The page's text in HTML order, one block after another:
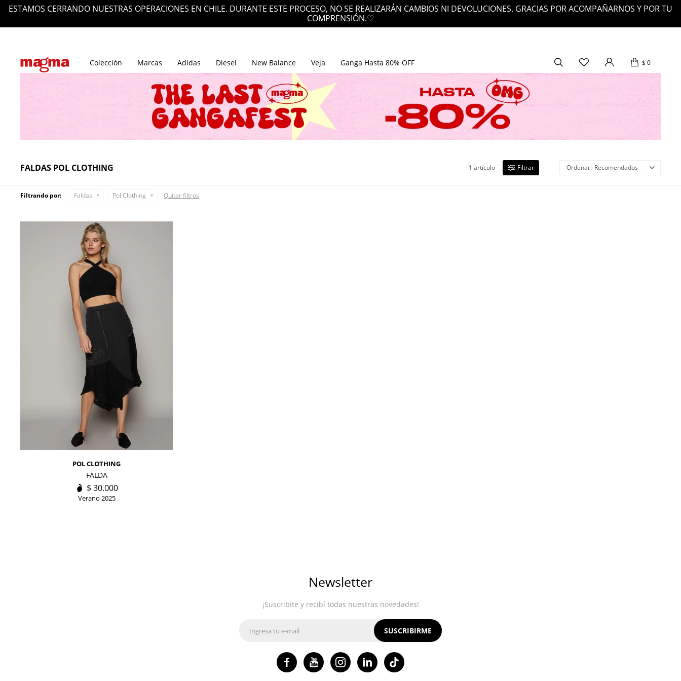
ESTAMOS CERRANDO NUESTRAS OPERACIONES EN CHILE. DURANTE ESTE PROCESO, NO SE REALIZARÁN CAMBIOS NI DEVOLUCIONES. GRACIAS POR ACOMPAÑARNOS Y POR TU
COMPRENSIÓN.♡
Colección Marcas Adidas Diesel New Balance Veja Ganga Hasta 80% OFF $ 0
FALDAS POL CLOTHING 1 artículo Recomendados
Filtrando por: Faldas Pol Clothing Quitar filtros
POL CLOTHING
FALDA
$ 30.000
Verano 2025
Newsletter
¡Suscribite y recibí todas nuestras novedades!
SUSCRIBIRME
   